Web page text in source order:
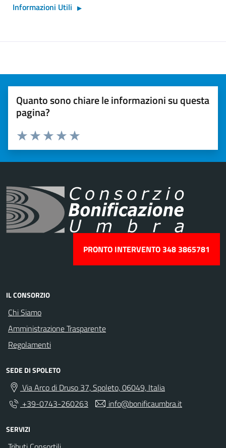
Informazioni Utili
Quanto sono chiare le informazioni su questa
pagina?
Valuta 5 stelle su 5
Valuta 4 stelle su 5
Valuta 3 stelle su 5
Valuta 2 stelle su 5
Valuta 1 stelle su 5
PRONTO INTERVENTO 348 3865781
IL CONSORZIO
Chi Siamo
Amministrazione Trasparente
Regolamenti
SEDE DI SPOLETO
Via Arco di Druso 37, Spoleto, 06049, Italia
+39-0743-260263
info@bonificaumbra.it
SERVIZI